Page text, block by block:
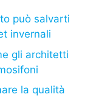
può salvarti
invernali
gli architetti
la qualità